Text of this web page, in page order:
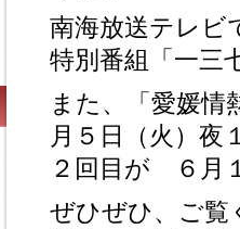
南海放送テレビ
特別番組「一三
また、「愛媛
月５日（火）夜
２回目が ６月
ぜひぜひ、ご覧